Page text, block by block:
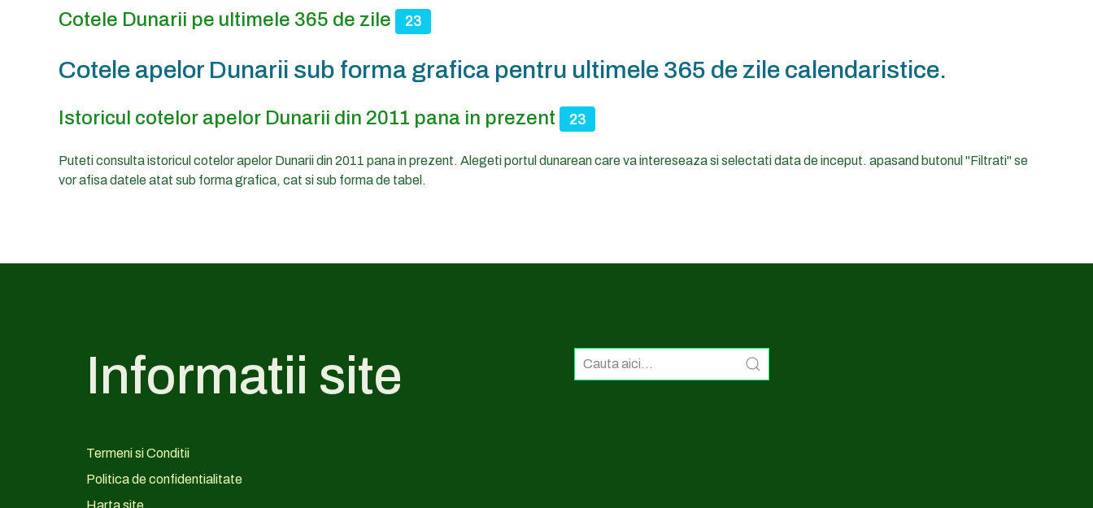
Cotele Dunarii pe ultimele 365 de zile 23
Cotele apelor Dunarii sub forma grafica pentru ultimele 365 de zile calendaristice.
Istoricul cotelor apelor Dunarii din 2011 pana in prezent 23
Puteti consulta istoricul cotelor apelor Dunarii din 2011 pana in prezent. Alegeti portul dunarean care va intereseaza si selectati data de inceput. apasand butonul "Filtrati" se
vor afisa datele atat sub forma grafica, cat si sub forma de tabel.
Informatii site
Termeni si Conditii
Politica de confidentialitate
Harta site